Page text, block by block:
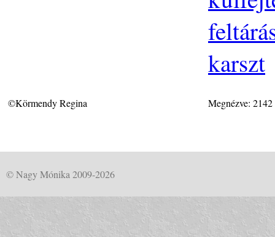
karszt
©Körmendy Regina Megnézve:
© Nagy Mónika 2009-2026